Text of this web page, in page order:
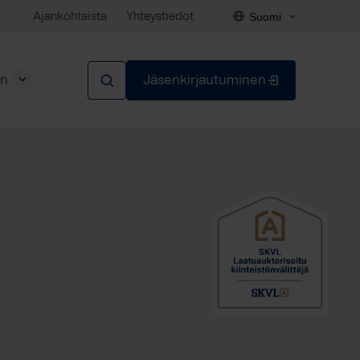
Ajankohtaista Yhteystiedot Suomi
Jäsenkirjautuminen